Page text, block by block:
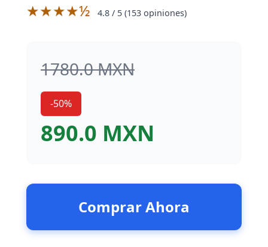
★★★★½ 4.8 / 5 (153 opiniones)
1780.0 MXN
-50%
890.0 MXN
Comprar Ahora